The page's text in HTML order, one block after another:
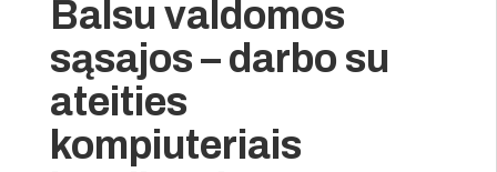
Balsu valdomos
sąsajos – darbo su
ateities
kompiuteriais